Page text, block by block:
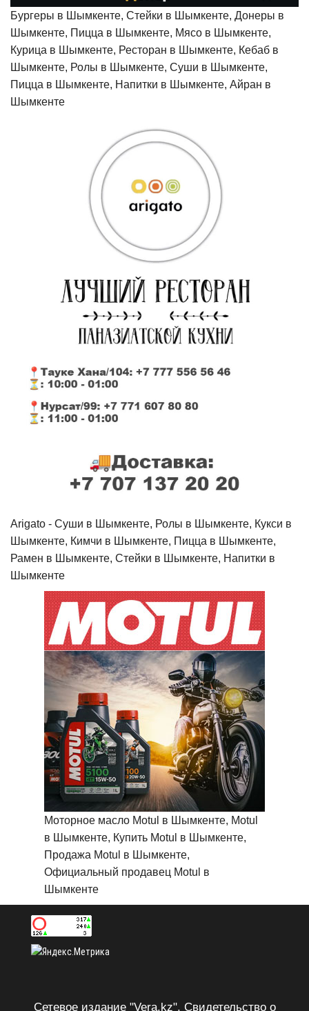
Бургеры в Шымкенте, Стейки в Шымкенте, Донеры в
Шымкенте, Пицца в Шымкенте, Мясо в Шымкенте,
Курица в Шымкенте, Ресторан в Шымкенте, Кебаб в
Шымкенте, Ролы в Шымкенте, Суши в Шымкенте,
Пицца в Шымкенте, Напитки в Шымкенте, Айран в
Шымкенте
Arigato - Cуши в Шымкенте, Ролы в Шымкенте, Кукси в
Шымкенте, Кимчи в Шымкенте, Пицца в Шымкенте,
Рамен в Шымкенте, Стейки в Шымкенте, Напитки в
Шымкенте
Моторное масло Motul в Шымкенте, Motul
в Шымкенте, Купить Motul в Шымкенте,
Продажа Motul в Шымкенте,
Официальный продавец Motul в
Шымкенте
Сетевое издание "Vera.kz". Свидетельство о